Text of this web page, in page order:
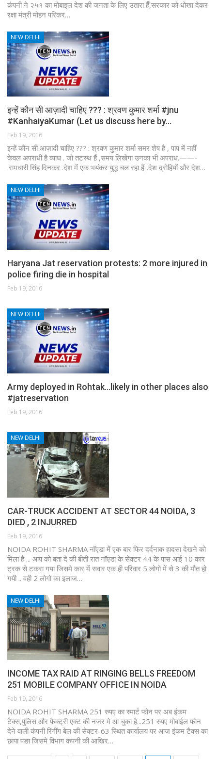
कंपनी ने २५१ का मोबाइल देश की जनता के लिए उतारा हैँ,सरकार को धोखा देकर
रक्षा मंत्री मोहन परिकर…
NEW DELHI
इन्हें कौन सी आज़ादी चाहिए ??? : श्रवण कुमार शर्मा #jnu
#KanhaiyaKumar (Let us discuss here by…
Feb 19, 2016
इन्हें कौन सी आज़ादी चाहिए ??? : श्रवण कुमार शर्मा समर शेष है , पाप में नहीं
केवल अपराधी है व्याध . जो तटस्थ हैं ,समय लिखेगा उनका भी अपराध.——-
.रामधारी सिंह दिनकर .देश में एक भयंकर युद्ध चल रहा हैं ,देश द्रोहियों और देश…
NEW DELHI
Haryana Jat reservation protests: 2 more injured in
police firing die in hospital
Feb 19, 2016
NEW DELHI
Army deployed in Rohtak…likely in other places also
#jatreservation
Feb 19, 2016
NEW DELHI
CAR-TRUCK ACCIDENT AT SECTOR 44 NOIDA, 3
DIED , 2 INJURRED
Feb 19, 2016
NOIDA ROHIT SHARMA नॉएडा में एक बार फिर दर्दनाक हादसा देखने को
मिला है ... आप को बता दे की बीती रात नॉएडा के सेक्टर 44 के पास आई 10 कार
ट्रक से टकरा गया जिसमे कार में सवार एक ही परिवार 5 लोगो में से 3 की मौत हो
गयी .. वही 2 लोगो का इलाज…
NEW DELHI
INCOME TAX RAID AT RINGING BELLS FREEDOM
251 MOBILE COMPANY OFFICE IN NOIDA
Feb 19, 2016
NOIDA ROHIT SHARMA 251 रुपए का स्मार्ट फोन पर अब इंकम
टैक्स,पुलिस और फैक्ट्री एक्ट की नजर मे आ चुका है...251 रुपए मोबाईल फोन
देने वाली कंपनी रिंगींग बेल की सेक्टर-63 स्थित कार्यालय पर आज इंकम टैक्स का
छापा पङा जिसमे विभाग कंपनी की आखिर…